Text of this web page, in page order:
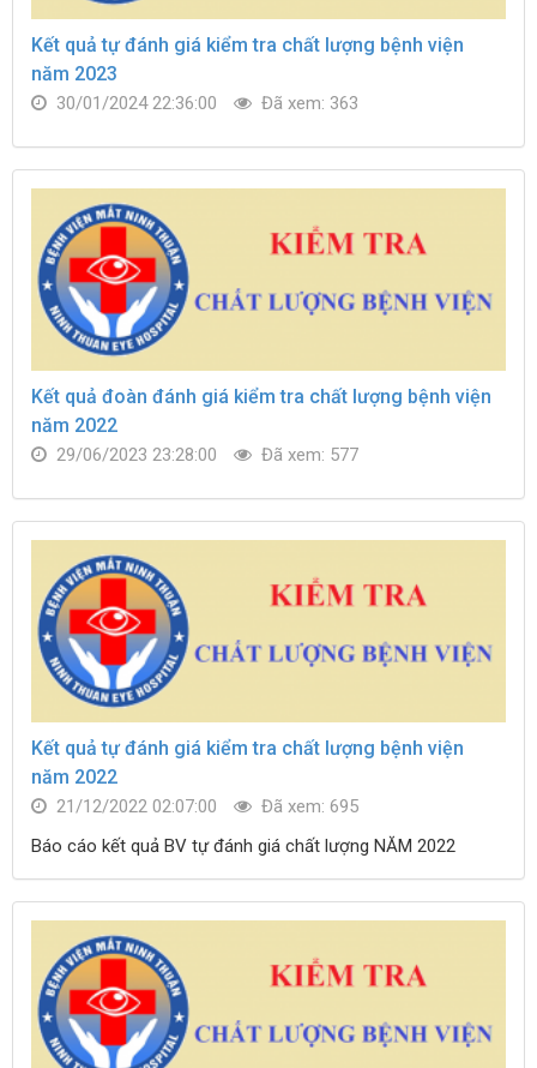
Kết quả tự đánh giá kiểm tra chất lượng bệnh viện
năm 2023
30/01/2024 22:36:00 Đã xem: 363
Kết quả đoàn đánh giá kiểm tra chất lượng bệnh viện
năm 2022
29/06/2023 23:28:00 Đã xem: 577
Kết quả tự đánh giá kiểm tra chất lượng bệnh viện
năm 2022
21/12/2022 02:07:00
Đã xem: 695
Báo cáo kết quả BV tự đánh giá chất lượng NĂM 2022